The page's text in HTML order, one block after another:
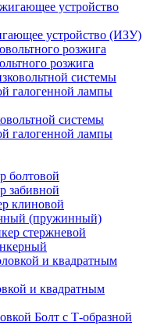
устройство (ИЗУ)
розжига
системы
галогенной лампы
болтовой
забивной
клиновой
(пружинный)
стержневой
и квадратным
Болт с Т-образной